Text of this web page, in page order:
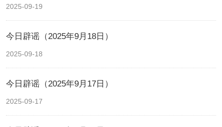
2025-09-19
今日辟谣（2025年9月18日）
2025-09-18
今日辟谣（2025年9月17日）
2025-09-17